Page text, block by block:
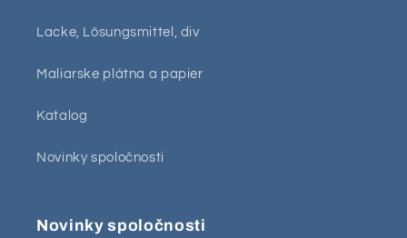
Lacke, Lösungsmittel, div
Maliarske plátna a papier
Katalog
Novinky spoločnosti
Novinky spoločnosti